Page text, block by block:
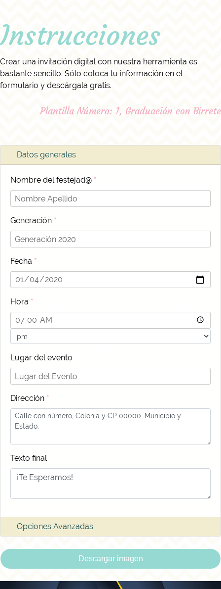
Instrucciones
Crear una invitación digital con nuestra herramienta es
bastante sencillo. Sólo coloca tu información en el
formulario y descárgala gratis.
Plantilla Número: 1, Graduación con Birrete
Datos generales
Nombre del festejad@ *
Generación *
Fecha *
Hora *
Lugar del evento
Dirección *
Texto final
Opciones Avanzadas
Descargar imagen